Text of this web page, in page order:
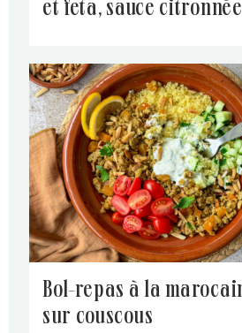
et feta, sauce citronnée
bol-repas à la marocaine
sur couscous